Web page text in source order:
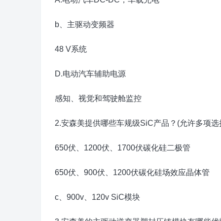
b、主驱动变频器
48 V系统
D.电动汽车辅助电源
感知、视觉和驾驶舱监控
2.安森美提供哪些车规级SiC产品？(允许多项选
650伏、1200伏、1700伏碳化硅二极管
650伏、900伏、1200伏碳化硅场效应晶体管
c、900v、120v SiC模块